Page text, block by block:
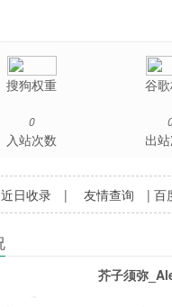
搜狗权重 谷
0
入站次数 出
近日收录 |友情查询 |百
芥子须弥